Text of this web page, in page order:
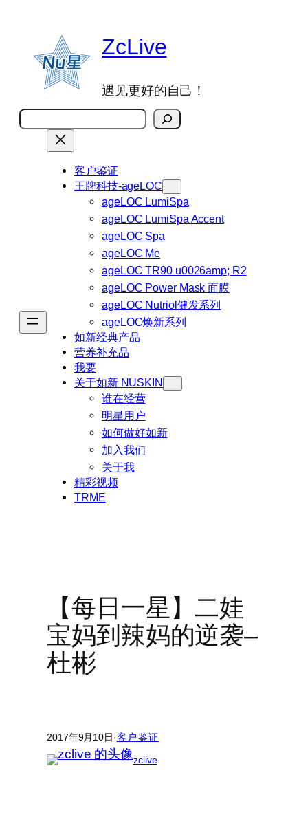
ZcLive
遇见更好的自己！
搜
索
客户鉴证
王牌科技-ageLOC
ageLOC LumiSpa
ageLOC LumiSpa Accent
ageLOC Spa
ageLOC Me
ageLOC TR90 u0026amp; R2
ageLOC Power Mask 面膜
ageLOC Nutriol健发系列
ageLOC焕新系列
如新经典产品
营养补充品
我要
关于如新 NUSKIN
谁在经营
明星用户
如何做好如新
加入我们
关于我
精彩视频
TRME
【每日一星】二娃
宝妈到辣妈的逆袭–
杜彬
2017年9月10日·客户鉴证
zclive